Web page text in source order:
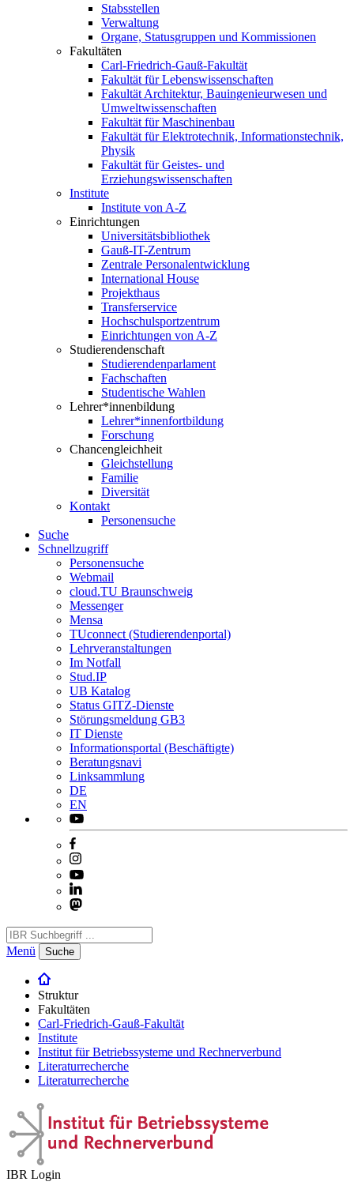
Stabsstellen
Verwaltung
Organe, Statusgruppen und Kommissionen
Fakultäten
Carl-Friedrich-Gauß-Fakultät
Fakultät für Lebenswissenschaften
Fakultät Architektur, Bauingenieurwesen und
Umweltwissenschaften
Fakultät für Maschinenbau
Fakultät für Elektrotechnik, Informationstechnik,
Physik
Fakultät für Geistes- und
Erziehungswissenschaften
Institute
Institute von A-Z
Einrichtungen
Universitätsbibliothek
Gauß-IT-Zentrum
Zentrale Personalentwicklung
International House
Projekthaus
Transferservice
Hochschulsportzentrum
Einrichtungen von A-Z
Studierendenschaft
Studierendenparlament
Fachschaften
Studentische Wahlen
Lehrer*innenbildung
Lehrer*innenfortbildung
Forschung
Chancengleichheit
Gleichstellung
Familie
Diversität
Kontakt
Personensuche
Suche
Schnellzugriff
Personensuche
Webmail
cloud.TU Braunschweig
Messenger
Mensa
TUconnect (Studierendenportal)
Lehrveranstaltungen
Im Notfall
Stud.IP
UB Katalog
Status GITZ-Dienste
Störungsmeldung GB3
IT Dienste
Informationsportal (Beschäftigte)
Beratungsnavi
Linksammlung
DE
EN
Menü Suche
Struktur
Fakultäten
Carl-Friedrich-Gauß-Fakultät
Institute
Institut für Betriebssysteme und Rechnerverbund
Literaturrecherche
Literaturrecherche
IBR Login